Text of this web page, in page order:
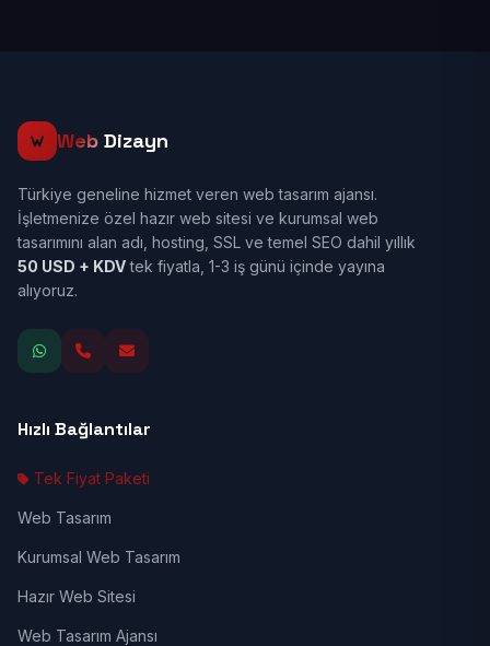
Web Dizayn
Türkiye geneline hizmet veren web tasarım ajansı.
İşletmenize özel hazır web sitesi ve kurumsal web
tasarımını alan adı, hosting, SSL ve temel SEO dahil yıllık
50 USD + KDVtek fiyatla, 1-3 iş günü içinde yayına
alıyoruz.
Hızlı Bağlantılar
Tek Fiyat Paketi
Web Tasarım
Kurumsal Web Tasarım
Hazır Web Sitesi
Web Tasarım Ajansı